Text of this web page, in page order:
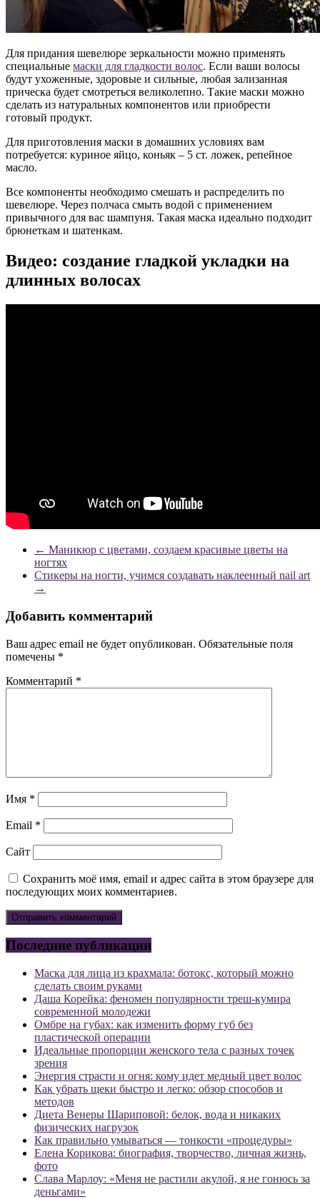
Для придания шевелюре зеркальности можно применять
специальные маски для гладкости волос. Если ваши волосы
будут ухоженные, здоровые и сильные, любая зализанная
прическа будет смотреться великолепно. Такие маски можно
сделать из натуральных компонентов или приобрести
готовый продукт.
Для приготовления маски в домашних условиях вам
потребуется: куриное яйцо, коньяк – 5 ст. ложек, репейное
масло.
Все компоненты необходимо смешать и распределить по
шевелюре. Через полчаса смыть водой с применением
привычного для вас шампуня. Такая маска идеально подходит
брюнеткам и шатенкам.
Видео: создание гладкой укладки на
длинных волосах
← Маникюр с цветами, создаем красивые цветы на
ногтях
Стикеры на ногти, учимся создавать наклеенный nail art
→
Добавить комментарий
Ваш адрес email не будет опубликован. Обязательные поля
помечены *
Комментарий *
Имя *
Email *
Сайт
Сохранить моё имя, email и адрес сайта в этом браузере для
последующих моих комментариев.
Последние публикации
Маска для лица из крахмала: ботокс, который можно
сделать своим руками
Даша Корейка: феномен популярности треш-кумира
современной молодежи
Омбре на губах: как изменить форму губ без
пластической операции
Идеальные пропорции женского тела с разных точек
зрения
Энергия страсти и огня: кому идет медный цвет волос
Как убрать щеки быстро и легко: обзор способов и
методов
Диета Венеры Шариповой: белок, вода и никаких
физических нагрузок
Как правильно умываться — тонкости «процедуры»
Елена Корикова: биография, творчество, личная жизнь,
фото
Слава Марлоу: «Меня не растили акулой, я не гонюсь за
деньгами»